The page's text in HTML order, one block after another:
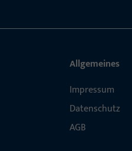
Allgemeines
Impressum
Datenschutz
AGB